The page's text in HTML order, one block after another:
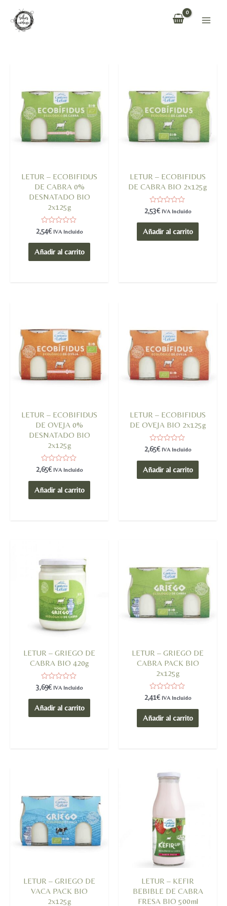
contenido
LETUR – ECOBIFIDUS
DE CABRA 0%
DESNATADO BIO
2x125g
Valorado
en
0
de
5
2,54€ IVA Incluido
Añadir al carrito
LETUR – ECOBIFIDUS
DE CABRA BIO 2x125g
Valorado
en
0
de
5
2,53€ IVA Incluido
Añadir al carrito
LETUR – ECOBIFIDUS
DE OVEJA 0%
DESNATADO BIO
2x125g
Valorado
en
0
de
5
2,65€ IVA Incluido
Añadir al carrito
LETUR – ECOBIFIDUS
DE OVEJA BIO 2x125g
Valorado
en
0
de
5
2,65€ IVA Incluido
Añadir al carrito
LETUR – GRIEGO DE
CABRA BIO 420g
Valorado
en
0
de
5
3,69€ IVA Incluido
Añadir al carrito
LETUR – GRIEGO DE
CABRA PACK BIO
2x125g
Valorado
en
0
de
5
2,41€ IVA Incluido
Añadir al carrito
LETUR – GRIEGO DE
VACA PACK BIO
2x125g
LETUR – KEFIR
BEBIBLE DE CABRA
FRESA BIO 500ml